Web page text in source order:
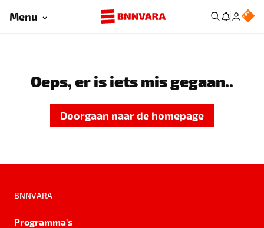
Menu
Oeps, er is iets mis gegaan..
Doorgaan naar de homepage
BNNVARA
Programma's